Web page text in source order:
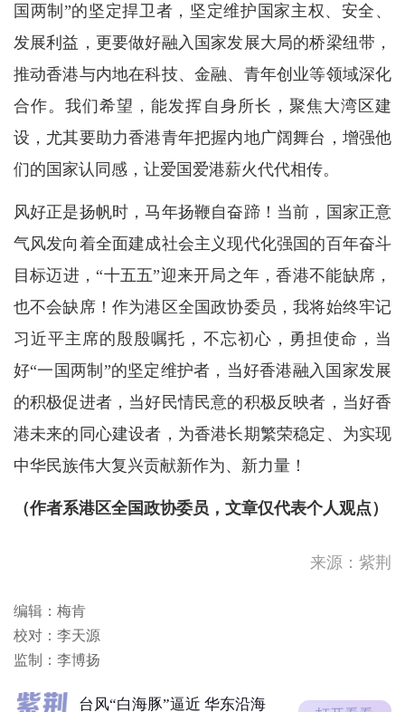
国两制”的坚定捍卫者，坚定维护国家主权、安全、
发展利益，更要做好融入国家发展大局的桥梁纽带，
推动香港与内地在科技、金融、青年创业等领域深化
合作。我们希望，能发挥自身所长，聚焦大湾区建
设，尤其要助力香港青年把握内地广阔舞台，增强他
们的国家认同感，让爱国爱港薪火代代相传。
风好正是扬帆时，马年扬鞭自奋蹄！当前，国家正意
气风发向着全面建成社会主义现代化强国的百年奋斗
目标迈进，“十五五”迎来开局之年，香港不能缺席，
也不会缺席！作为港区全国政协委员，我将始终牢记
习近平主席的殷殷嘱托，不忘初心，勇担使命，当
好“一国两制”的坚定维护者，当好香港融入国家发展
的积极促进者，当好民情民意的积极反映者，当好香
港未来的同心建设者，为香港长期繁荣稳定、为实现
中华民族伟大复兴贡献新作为、新力量！
（作者系港区全国政协委员，文章仅代表个人观点）
来源：紫荆
编辑：梅肯
校对：李天源
监制：李博扬
台风“白海豚”逼近 华东沿海
高温天气持续！请补充足够水
分。如感不适，立刻休息或求
助，需要...
四川宜宾市高县发生地震
台风“白海豚”逼近 华东沿海